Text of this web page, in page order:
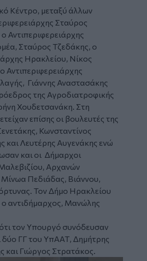
Κέντρο, μεταξύ άλλων
Σταύρος
Αντιπεριφερειάρχης
Σταύρος Τζεδάκης, ο
Ηρακλείου, Νίκος
Αντιπεριφερειάρχης
Γιάννης Αναστασάκης
της Αγροδιατροφικής
Χουδετσανάκη. Στη
επίσης οι βουλευτές της
Κωνσταντίνος
και Λευτέρης Αυγενάκης ενώ
και οι Δήμαρχοι
Αρχανών
Πεδιάδας, Βιάννου,
Τον Δήμο Ηρακλείου
αντιδήμαρχος, Μανώλης
τον Υπουργό συνόδευσαν
δύο ΓΓ του ΥπΑΑΤ, Δημήτρης
και Γιώργος Στρατάκος.